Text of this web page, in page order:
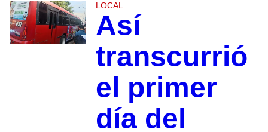
LOCAL
Así
transcurrió
el primer
día del